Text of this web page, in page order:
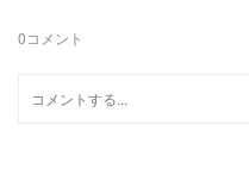
0コメント